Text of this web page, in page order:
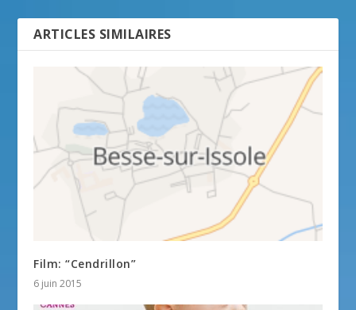
ARTICLES SIMILAIRES
Film: “Cendrillon”
6 juin 2015